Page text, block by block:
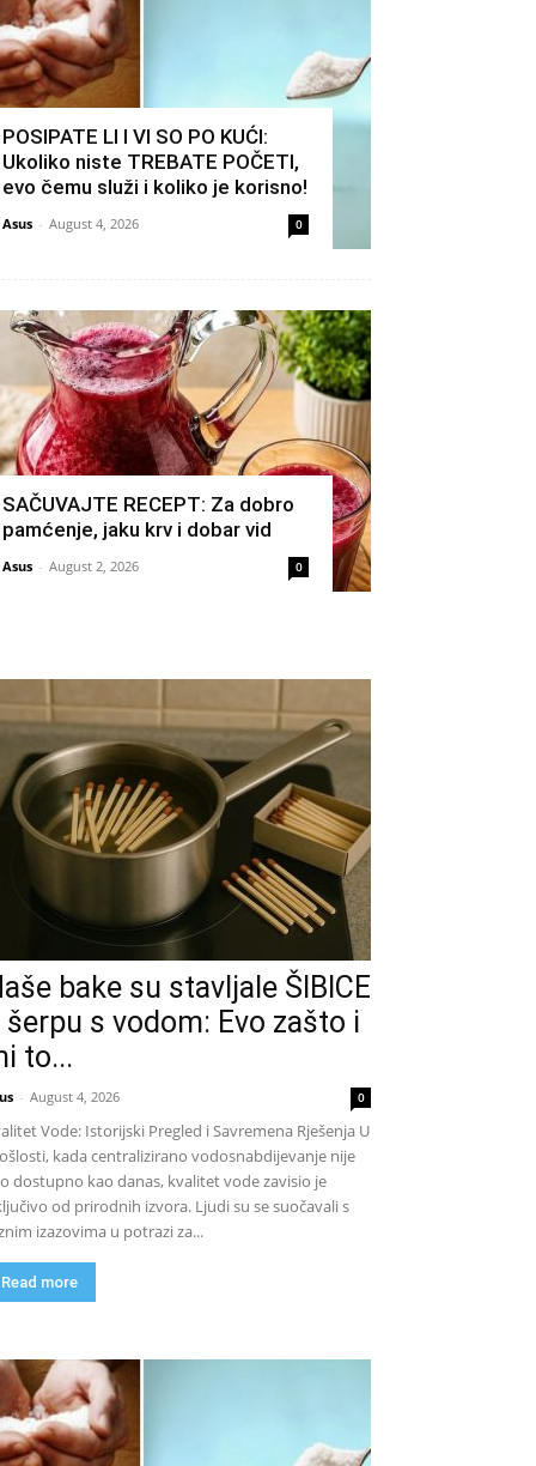
POSIPATE LI I VI SO PO KUĆI:
Ukoliko niste TREBATE POČETI,
evo čemu služi i koliko je korisno!
Asus - August 4, 2026 0
SAČUVAJTE RECEPT: Za dobro
pamćenje, jaku krv i dobar vid
Asus - August 2, 2026 0
bake su stavljale ŠIBICE
šerpu s vodom: Evo zašto i
to...
- August 4, 2026 0
Vode: Istorijski Pregled i Savremena Rješenja U
kada centralizirano vodosnabdijevanje nije
dostupno kao danas, kvalitet vode zavisio je
od prirodnih izvora. Ljudi su se suočavali s
izazovima u potrazi za...
Read more